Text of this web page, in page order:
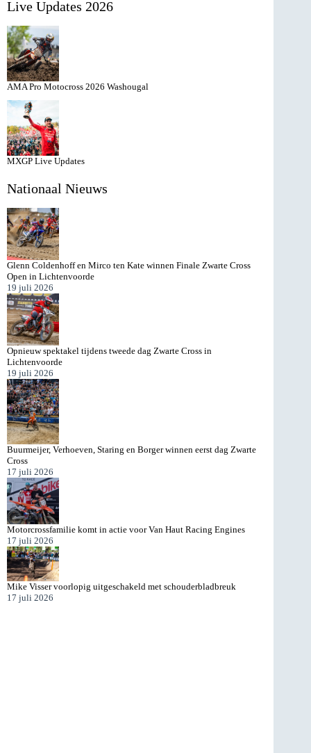
resultaten
Live Updates 2026
AMA Pro Motocross 2026 Washougal
MXGP Live Updates
Nationaal Nieuws
Glenn Coldenhoff en Mirco ten Kate winnen Finale Zwarte Cross
Open in Lichtenvoorde
19 juli 2026
Opnieuw spektakel tijdens tweede dag Zwarte Cross in
Lichtenvoorde
19 juli 2026
Buurmeijer, Verhoeven, Staring en Borger winnen eerst dag Zwarte
Cross
17 juli 2026
Motorcrossfamilie komt in actie voor Van Haut Racing Engines
17 juli 2026
Mike Visser voorlopig uitgeschakeld met schouderbladbreuk
17 juli 2026